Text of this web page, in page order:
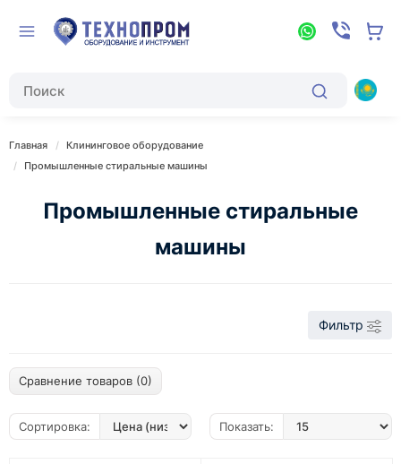
Главная
Клининговое оборудование
Промышленные стиральные машины
Промышленные стиральные
машины
Фильтр
Сравнение товаров (0)
Сортировка: Показать: